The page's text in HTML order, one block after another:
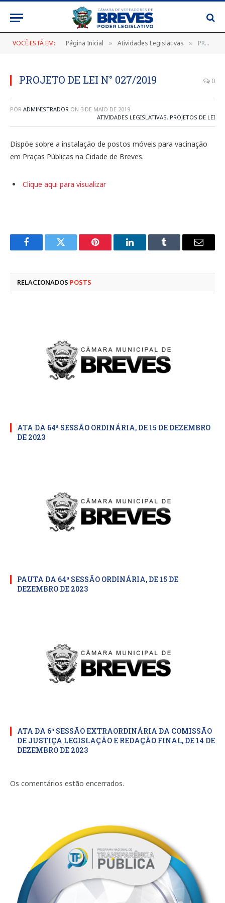
VOCÊ ESTÁ EM: Página Inicial » Atividades Legislativas » PROJETO DE LEI N° 027/2019
PROJETO DE LEI N° 027/2019 0
POR ADMINISTRADOR ON 3 DE MAIO DE 2019
ATIVIDADES LEGISLATIVAS, PROJETOS DE LEI
Dispõe sobre a instalação de postos móveis para vacinação
em Praças Públicas na Cidade de Breves.
Clique aqui para visualizar
FacebookTwitter Pinterest LinkedInTumblr
E-
RELACIONADOS POSTS
ATA DA 64ª SESSÃO ORDINÁRIA, DE 15 DE DEZEMBRO
DE 2023
PAUTA DA 64ª SESSÃO ORDINÁRIA, DE 15 DE
DEZEMBRO DE 2023
ATA DA 6ª SESSÃO EXTRAORDINÁRIA DA COMISSÃO
DE JUSTIÇA LEGISLAÇÃO E REDAÇÃO FINAL, DE 14 DE
DEZEMBRO DE 2023
Os comentários estão encerrados.